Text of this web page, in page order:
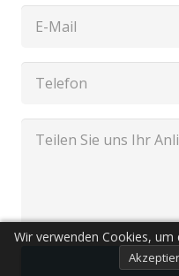
Wir verwenden Cookies, um